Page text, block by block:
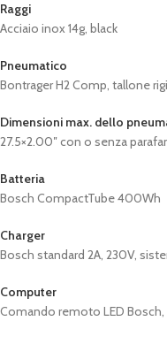
Raggi
Acciaio inox 14g, black
Pneumatico
Bontrager H2 Comp, tallone
Dimensioni max. dello
27.5×2.00″ con o senza
Batteria
Bosch CompactTube 400Wh
Charger
Bosch standard 2A, 230V,
Computer
Comando remoto LED